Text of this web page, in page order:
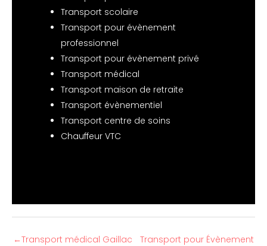
Transport scolaire
Transport pour évènement
professionnel
Transport pour évènement privé
Transport médical
Transport maison de retraite
Transport évènementiel
Transport centre de soins
Chauffeur VTC
←Transport médical Gaillac
Transport pour Évènement